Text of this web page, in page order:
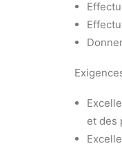
et des